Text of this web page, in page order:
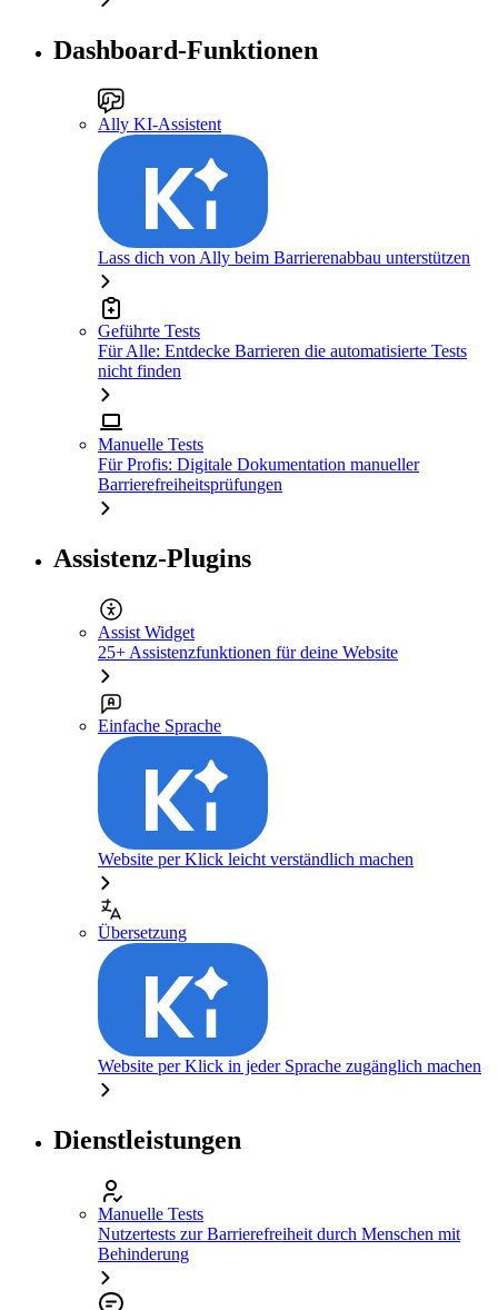
Dashboard-Funktionen
Ally KI-Assistent
Lass dich von Ally beim Barrierenabbau unterstützen
Geführte Tests
Für Alle: Entdecke Barrieren die automatisierte Tests
nicht finden
Manuelle Tests
Für Profis: Digitale Dokumentation manueller
Barrierefreiheitsprüfungen
Assistenz-Plugins
Assist Widget
25+ Assistenzfunktionen für deine Website
Einfache Sprache
Website per Klick leicht verständlich machen
Übersetzung
Website per Klick in jeder Sprache zugänglich machen
Dienstleistungen
Manuelle Tests
Nutzertests zur Barrierefreiheit durch Menschen mit
Behinderung